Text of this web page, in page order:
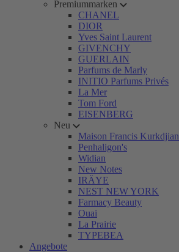
Premiummarken
CHANEL
DIOR
Yves Saint Laurent
GIVENCHY
GUERLAIN
Parfums de Marly
INITIO Parfums Privés
La Mer
Tom Ford
EISENBERG
Neu
Maison Francis Kurkdjian
Penhaligon's
Widian
New Notes
IRÄYE
NEST NEW YORK
Farmacy Beauty
Ouai
La Prairie
TYPEBEA
Angebote